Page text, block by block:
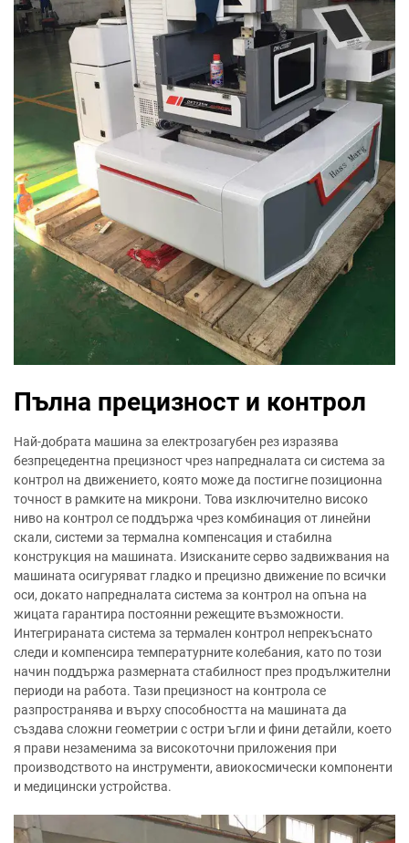
Пълна прецизност и контрол
Най-добрата машина за електрозагубен рез изразява
безпрецедентна прецизност чрез напредналата си система за
контрол на движението, която може да постигне позиционна
точност в рамките на микрони. Това изключително високо
ниво на контрол се поддържа чрез комбинация от линейни
скали, системи за термална компенсация и стабилна
конструкция на машината. Изисканите серво задвижвания на
машината осигуряват гладко и прецизно движение по всички
оси, докато напредналата система за контрол на опъна на
жицата гарантира постоянни режещите възможности.
Интегрираната система за термален контрол непрекъснато
следи и компенсира температурните колебания, като по този
начин поддържа размерната стабилност през продължителни
периоди на работа. Тази прецизност на контрола се
разпространява и върху способността на машината да
създава сложни геометрии с остри ъгли и фини детайли, което
я прави незаменима за високоточни приложения при
производството на инструменти, авиокосмически компоненти
и медицински устройства.